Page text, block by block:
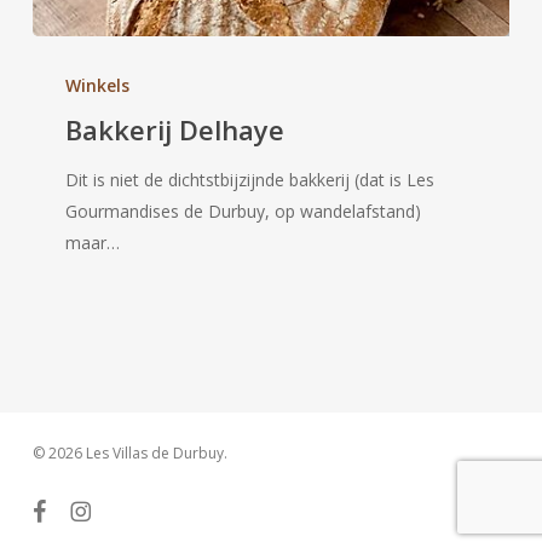
Delhaye
Winkels
Bakkerij Delhaye
Dit is niet de dichtstbijzijnde bakkerij (dat is Les
Gourmandises de Durbuy, op wandelafstand)
maar…
© 2026 Les Villas de Durbuy.
facebookinstagram